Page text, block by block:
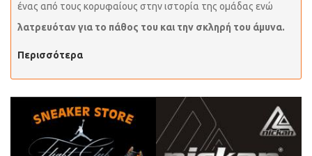
ένας από τους κορυφαίους στην ιστορία της ομάδας ενώ
λατρευόταν για το πάθος του και την σκληρή του άμυνα.
Περισσότερα